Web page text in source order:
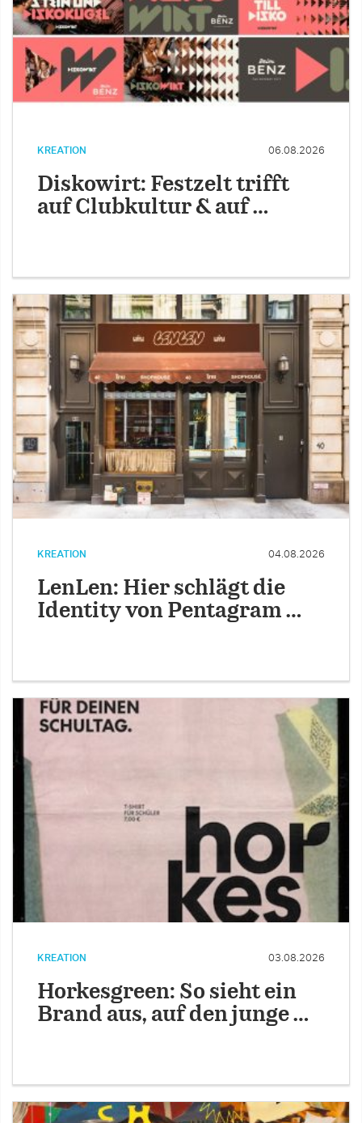
KREATION 06.08.2026
Diskowirt: Festzelt trifft
auf Clubkultur & auf …
KREATION 04.08.2026
LenLen: Hier schlägt die
Identity von Pentagram …
KREATION 03.08.2026
Horkesgreen: So sieht ein
Brand aus, auf den junge …